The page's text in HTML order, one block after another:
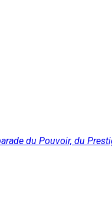
du Pouvoir, du